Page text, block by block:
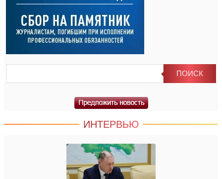
ИНТЕРВЬЮ